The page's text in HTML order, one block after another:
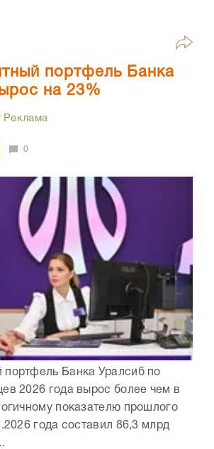
портфель Банка
на 23%
Реклама
0
портфель Банка Уралсиб по
2026 года вырос более чем в
показателю прошлого
года составил 86,3 млрд